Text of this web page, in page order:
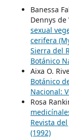
Banessa
Dennys de
sexual
cerifera
Sierra del
Botánico
Aixa O.
Botánico
Nacional:
Rosa
Revista
(1992)